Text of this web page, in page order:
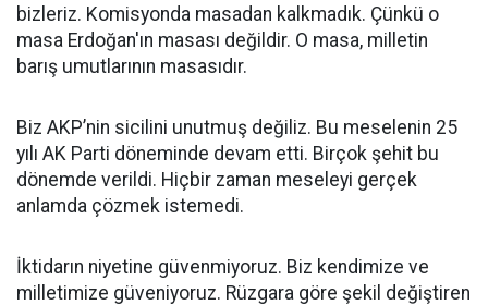
bizleriz. Komisyonda masadan kalkmadık. Çünkü o
masa Erdoğan'ın masası değildir. O masa, milletin
barış umutlarının masasıdır.
Biz AKP’nin sicilini unutmuş değiliz. Bu meselenin 25
yılı AK Parti döneminde devam etti. Birçok şehit bu
dönemde verildi. Hiçbir zaman meseleyi gerçek
anlamda çözmek istemedi.
İktidarın niyetine güvenmiyoruz. Biz kendimize ve
milletimize güveniyoruz. Rüzgara göre şekil değiştiren